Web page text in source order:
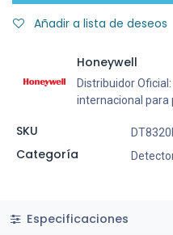
Añadir a lista de deseos
Honeywell
Distribuidor
internacional para
SKU
Categoría
Especificaciones